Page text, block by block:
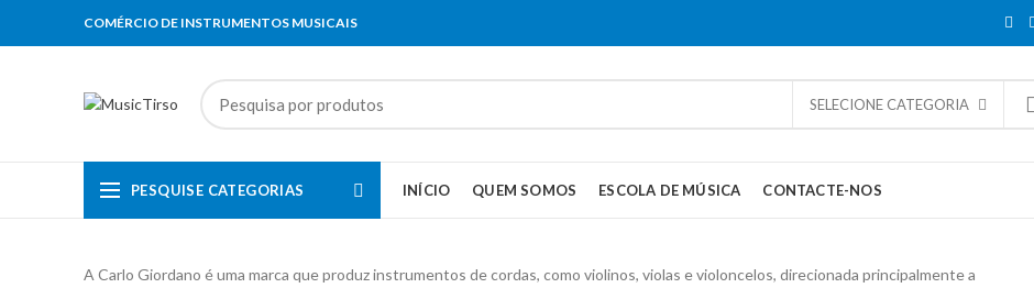
COMÉRCIO DE INSTRUMENTOS MUSICAIS
SELECIONE CATEGORIA
PESQUISE CATEGORIAS INÍCIO QUEM SOMOS ESCOLA DE MÚSICA CONTACTE-NOS
A Carlo Giordano é uma marca que produz instrumentos de cordas, como violinos, violas e violoncelos, direcionada principalmente a